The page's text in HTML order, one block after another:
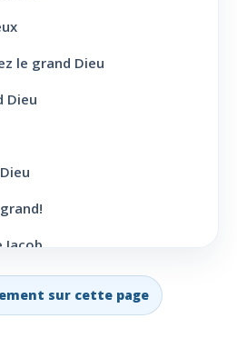
au salut
et confiance
le grand Dieu
Dieu
te louons
bienfaits
sur cette page